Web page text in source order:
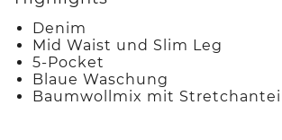
Denim
Mid Waist und Slim Leg
5-Pocket
Blaue Waschung
Baumwollmix mit Stretchanteil